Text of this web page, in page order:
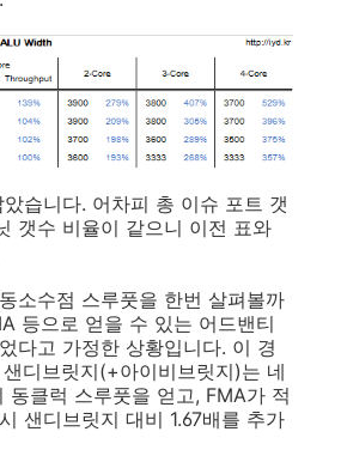
습니다. 어차피 총 이슈 포트 갯
갯수 비율이 같으니 이전 표와
소수점 스루풋을 한번 살펴볼까
등으로 얻을 수 있는 어드밴티
다고 가정한 상황입니다. 이 경
디브릿지(+아이비브릿지)는 네
동클럭 스루풋을 얻고, FMA가 적
샌디브릿지 대비 1.67배를 추가